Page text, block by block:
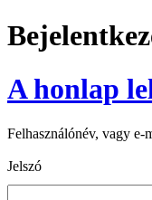
A honlap
Felhasználónév, vagy e-
Jelszó